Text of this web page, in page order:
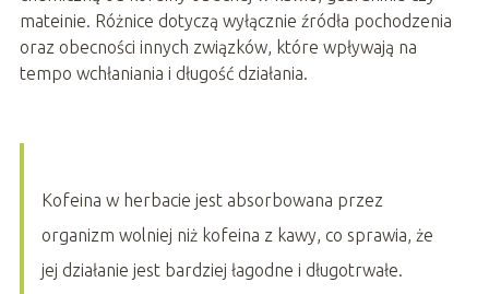
mateinie. Różnice dotyczą wyłącznie źródła pochodzenia
oraz obecności innych związków, które wpływają na
tempo wchłaniania i długość działania.
Kofeina w herbacie jest absorbowana przez
organizm wolniej niż kofeina z kawy, co sprawia, że
jej działanie jest bardziej łagodne i długotrwałe.